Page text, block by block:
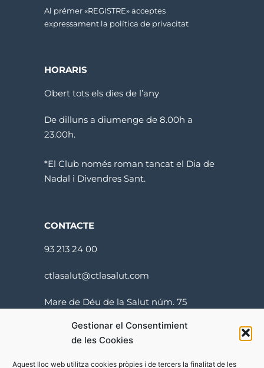
Gestionar el Consentimient
de les Cookies
Aquest lloc web utilitza cookies pròpies i de tercers la finalitat de les
Al prémer «REGISTRE» acceptes
expressament la política de privacitat
HORARIS
Obert tots els dies de l’any
De dilluns a diumenge de 8.00h a
23.00h.
*El Club només roman tancat el Dia de
Nadal i Divendres Sant.
CONTACTE
93 213 24 00
ctlasalut@ctlasalut.com
Mare de Déu de la Salut núm. 75